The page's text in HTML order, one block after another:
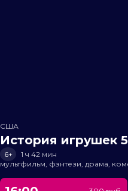
США
История игрушек
6+
1 ч 42 мин
мультфильм, фэнтези, драма,